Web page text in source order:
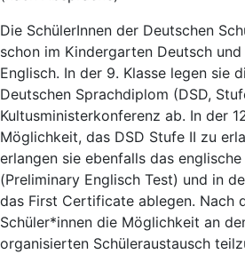
Die SchülerInnen der Deutschen
schon im Kindergarten Deutsch
Englisch. In der 9. Klasse legen sie
Deutschen Sprachdiplom (DSD,
Kultusministerkonferenz ab. In der
Möglichkeit, das DSD Stufe II zu
erlangen sie ebenfalls das
(Preliminary Englisch Test) und in
das First Certificate ablegen. Nach
Schüler*innen die Möglichkeit an
organisierten Schüleraustausch